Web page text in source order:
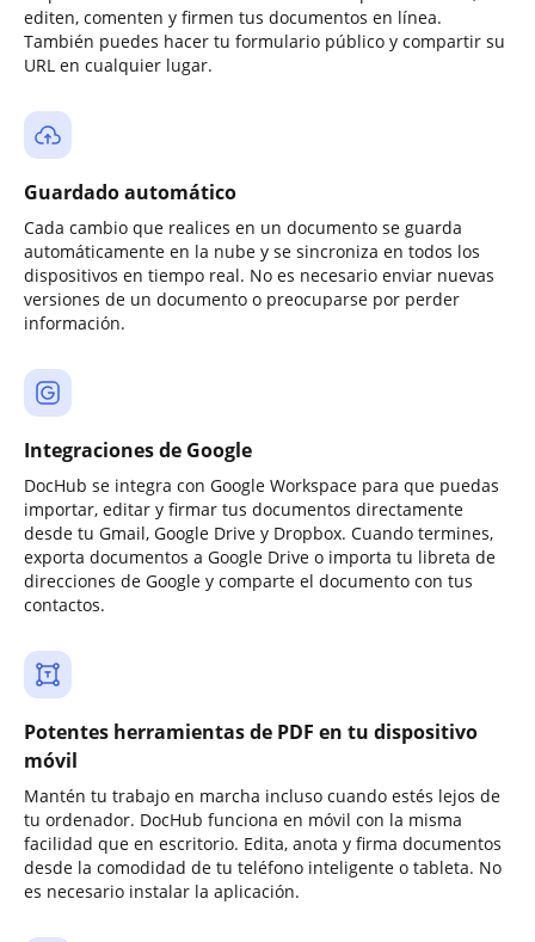
editen, comenten y firmen tus documentos en línea.
También puedes hacer tu formulario público y compartir su
URL en cualquier lugar.
Guardado automático
Cada cambio que realices en un documento se guarda
automáticamente en la nube y se sincroniza en todos los
dispositivos en tiempo real. No es necesario enviar nuevas
versiones de un documento o preocuparse por perder
información.
Integraciones de Google
DocHub se integra con Google Workspace para que puedas
importar, editar y firmar tus documentos directamente
desde tu Gmail, Google Drive y Dropbox. Cuando termines,
exporta documentos a Google Drive o importa tu libreta de
direcciones de Google y comparte el documento con tus
contactos.
Potentes herramientas de PDF en tu dispositivo
móvil
Mantén tu trabajo en marcha incluso cuando estés lejos de
tu ordenador. DocHub funciona en móvil con la misma
facilidad que en escritorio. Edita, anota y firma documentos
desde la comodidad de tu teléfono inteligente o tableta. No
es necesario instalar la aplicación.